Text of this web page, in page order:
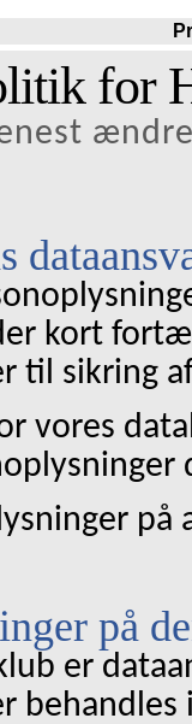
for
kort
til sikring
vores
på
er